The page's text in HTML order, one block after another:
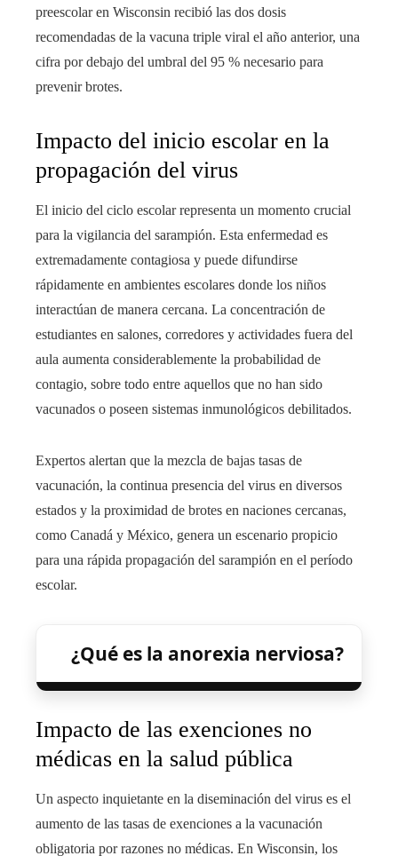
preescolar en Wisconsin recibió las dos dosis
recomendadas de la vacuna triple viral el año anterior, una
cifra por debajo del umbral del 95 % necesario para
prevenir brotes.
Impacto del inicio escolar en la
propagación del virus
El inicio del ciclo escolar representa un momento crucial
para la vigilancia del sarampión. Esta enfermedad es
extremadamente contagiosa y puede difundirse
rápidamente en ambientes escolares donde los niños
interactúan de manera cercana. La concentración de
estudiantes en salones, corredores y actividades fuera del
aula aumenta considerablemente la probabilidad de
contagio, sobre todo entre aquellos que no han sido
vacunados o poseen sistemas inmunológicos debilitados.
Expertos alertan que la mezcla de bajas tasas de
vacunación, la continua presencia del virus en diversos
estados y la proximidad de brotes en naciones cercanas,
como Canadá y México, genera un escenario propicio
para una rápida propagación del sarampión en el período
escolar.
¿Qué es la anorexia nerviosa?
Impacto de las exenciones no
médicas en la salud pública
Un aspecto inquietante en la diseminación del virus es el
aumento de las tasas de exenciones a la vacunación
obligatoria por razones no médicas. En Wisconsin, los